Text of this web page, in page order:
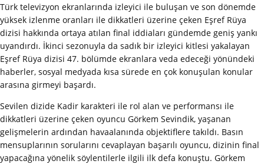
Türk televizyon ekranlarında izleyici ile buluşan ve son dönemde
yüksek izlenme oranları ile dikkatleri üzerine çeken Eşref Rüya
dizisi hakkında ortaya atılan final iddiaları gündemde geniş yankı
uyandırdı. İkinci sezonuyla da sadık bir izleyici kitlesi yakalayan
Eşref Rüya dizisi 47. bölümde ekranlara veda edeceği yönündeki
haberler, sosyal medyada kısa sürede en çok konuşulan konular
arasına girmeyi başardı.
Sevilen dizide Kadir karakteri ile rol alan ve performansı ile
dikkatleri üzerine çeken oyuncu Görkem Sevindik, yaşanan
gelişmelerin ardından havaalanında objektiflere takıldı. Basın
mensuplarının sorularını cevaplayan başarılı oyuncu, dizinin final
yapacağına yönelik söylentilerle ilgili ilk defa konuştu. Görkem